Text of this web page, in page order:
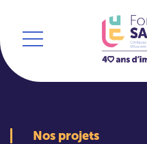
Nos projets